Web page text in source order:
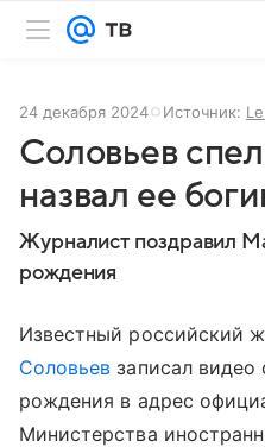
24 декабря 2024 Источник:
Соловьев
назвал ее
Журналист поздравил
рождения
Известный российский
Соловьев записал видео
рождения в адрес
Министерства